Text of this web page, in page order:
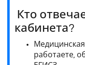
Кто
кабинета?
работаете,